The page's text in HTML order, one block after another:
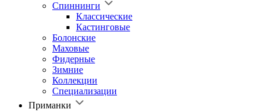
Спиннинги
Классические
Кастинговые
Болонские
Маховые
Фидерные
Зимние
Коллекции
Специализации
Приманки